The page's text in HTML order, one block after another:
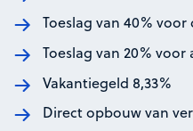
Toeslag van 40%
Toeslag van 20%
Vakantiegeld 8,33%
Direct opbouw van